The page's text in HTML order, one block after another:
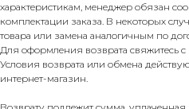
характеристикам, менеджер обязан
комплектации заказа. В некоторых
товара или замена аналогичным по
Для оформления возврата свяжитесь
Условия возврата или обмена
интернет-магазин.